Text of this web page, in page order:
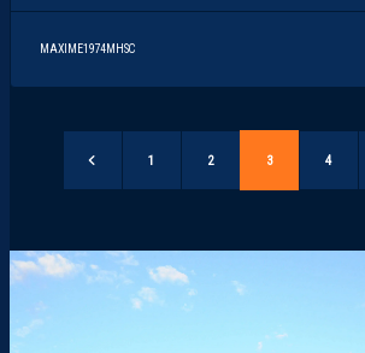
MAXIME1974MHSC
1 2 3 4